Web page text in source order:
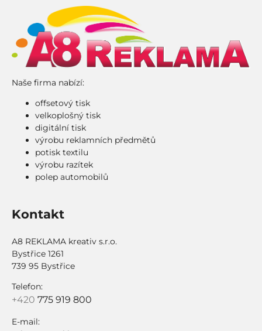
Naše firma nabízí:
offsetový tisk
velkoplošný tisk
digitální tisk
výrobu reklamních předmětů
potisk textilu
výrobu razítek
polep automobilů
Kontakt
A8 REKLAMA kreativ s.r.o.
Bystřice 1261
739 95 Bystřice
Telefon:
+420 775 919 800
E-mail: